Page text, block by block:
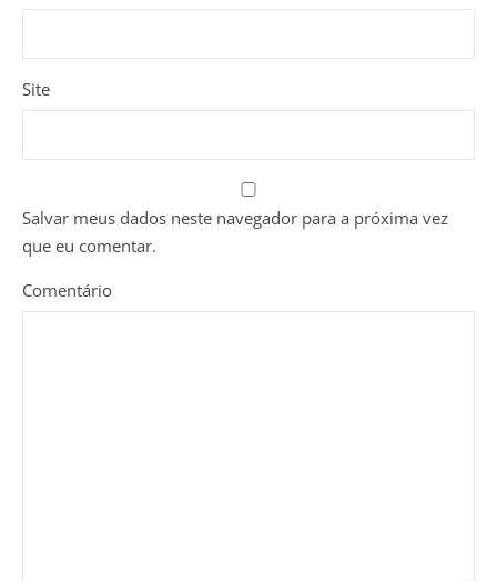
Site
Salvar meus dados neste navegador para a próxima vez
que eu comentar.
Comentário